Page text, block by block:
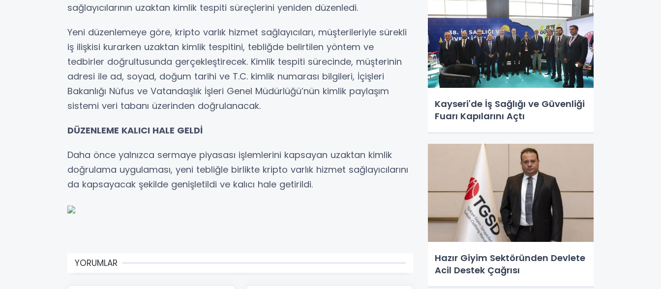
sağlayıcılarının uzaktan kimlik tespiti süreçlerini yeniden düzenledi.
Yeni düzenlemeye göre, kripto varlık hizmet sağlayıcıları, müşterileriyle sürekli
iş ilişkisi kurarken uzaktan kimlik tespitini, tebliğde belirtilen yöntem ve
tedbirler doğrultusunda gerçekleştirecek. Kimlik tespiti sürecinde, müşterinin
adresi ile ad, soyad, doğum tarihi ve T.C. kimlik numarası bilgileri, İçişleri
Bakanlığı Nüfus ve Vatandaşlık İşleri Genel Müdürlüğü’nün kimlik paylaşım
sistemi veri tabanı üzerinden doğrulanacak.
DÜZENLEME KALICI HALE GELDİ
Daha önce yalnızca sermaye piyasası işlemlerini kapsayan uzaktan kimlik
doğrulama uygulaması, yeni tebliğle birlikte kripto varlık hizmet sağlayıcılarını
da kapsayacak şekilde genişletildi ve kalıcı hale getirildi.
YORUMLAR
Kayseri'de İş Sağlığı ve Güvenliği
Fuarı Kapılarını Açtı
Hazır Giyim Sektöründen Devlete
Acil Destek Çağrısı